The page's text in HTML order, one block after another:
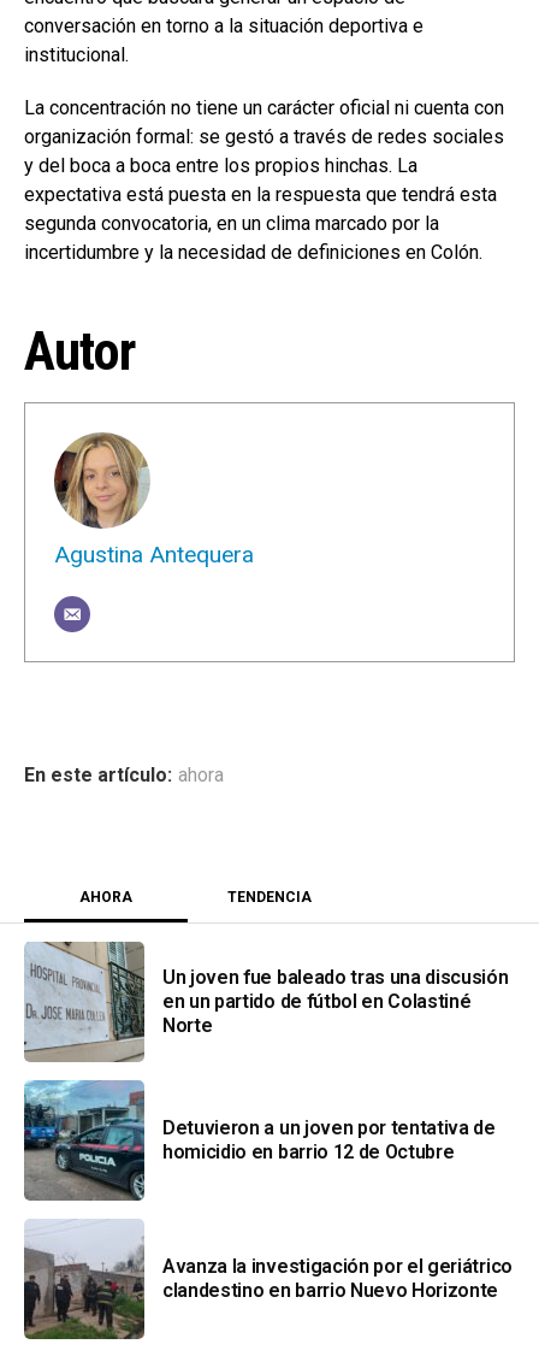
conversación en torno a la situación deportiva e
institucional.
La concentración no tiene un carácter oficial ni cuenta con
organización formal: se gestó a través de redes sociales
y del boca a boca entre los propios hinchas. La
expectativa está puesta en la respuesta que tendrá esta
segunda convocatoria, en un clima marcado por la
incertidumbre y la necesidad de definiciones en Colón.
Autor
Agustina Antequera
ahora
AHORA TENDENCIA
Un joven fue baleado tras una discusión
en un partido de fútbol en Colastiné
Norte
Detuvieron a un joven por tentativa de
homicidio en barrio 12 de Octubre
Avanza la investigación por el geriátrico
clandestino en barrio Nuevo Horizonte